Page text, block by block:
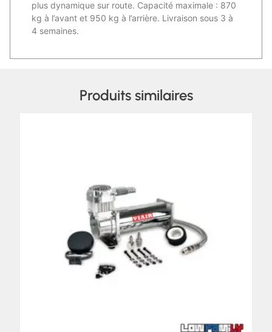
plus dynamique sur route. Capacité maximale : 870
kg à l’avant et 950 kg à l’arrière. Livraison sous 3 à
4 semaines.
Produits similaires